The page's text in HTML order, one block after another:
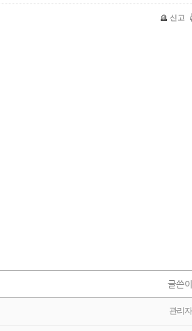
신고
글쓴이
관리자